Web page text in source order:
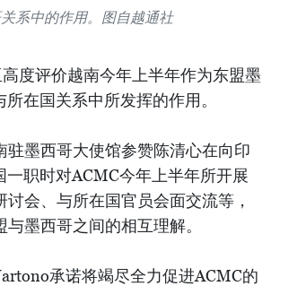
系中的作用。图自越通社
度评价越南今年上半年作为东盟墨
在国关系中所发挥的作用。
墨西哥大使馆参赞陈清心在向印
职时对ACMC今年上半年所开展
会、与所在国官员会面交流等，
墨西哥之间的相互理解。
承诺将竭尽全力促进ACMC的